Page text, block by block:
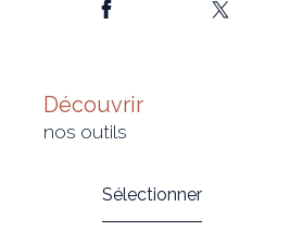
découvrir
nos outils
Sélectionner